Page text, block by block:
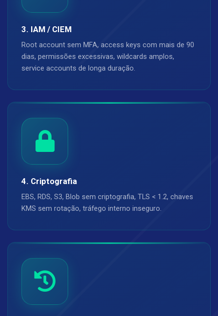
3. IAM / CIEM
Root account sem MFA, access keys com mais de 90
dias, permissões excessivas, wildcards amplos,
service accounts de longa duração.
4. Criptografia
EBS, RDS, S3, Blob sem criptografia, TLS < 1.2, chaves
KMS sem rotação, tráfego interno inseguro.